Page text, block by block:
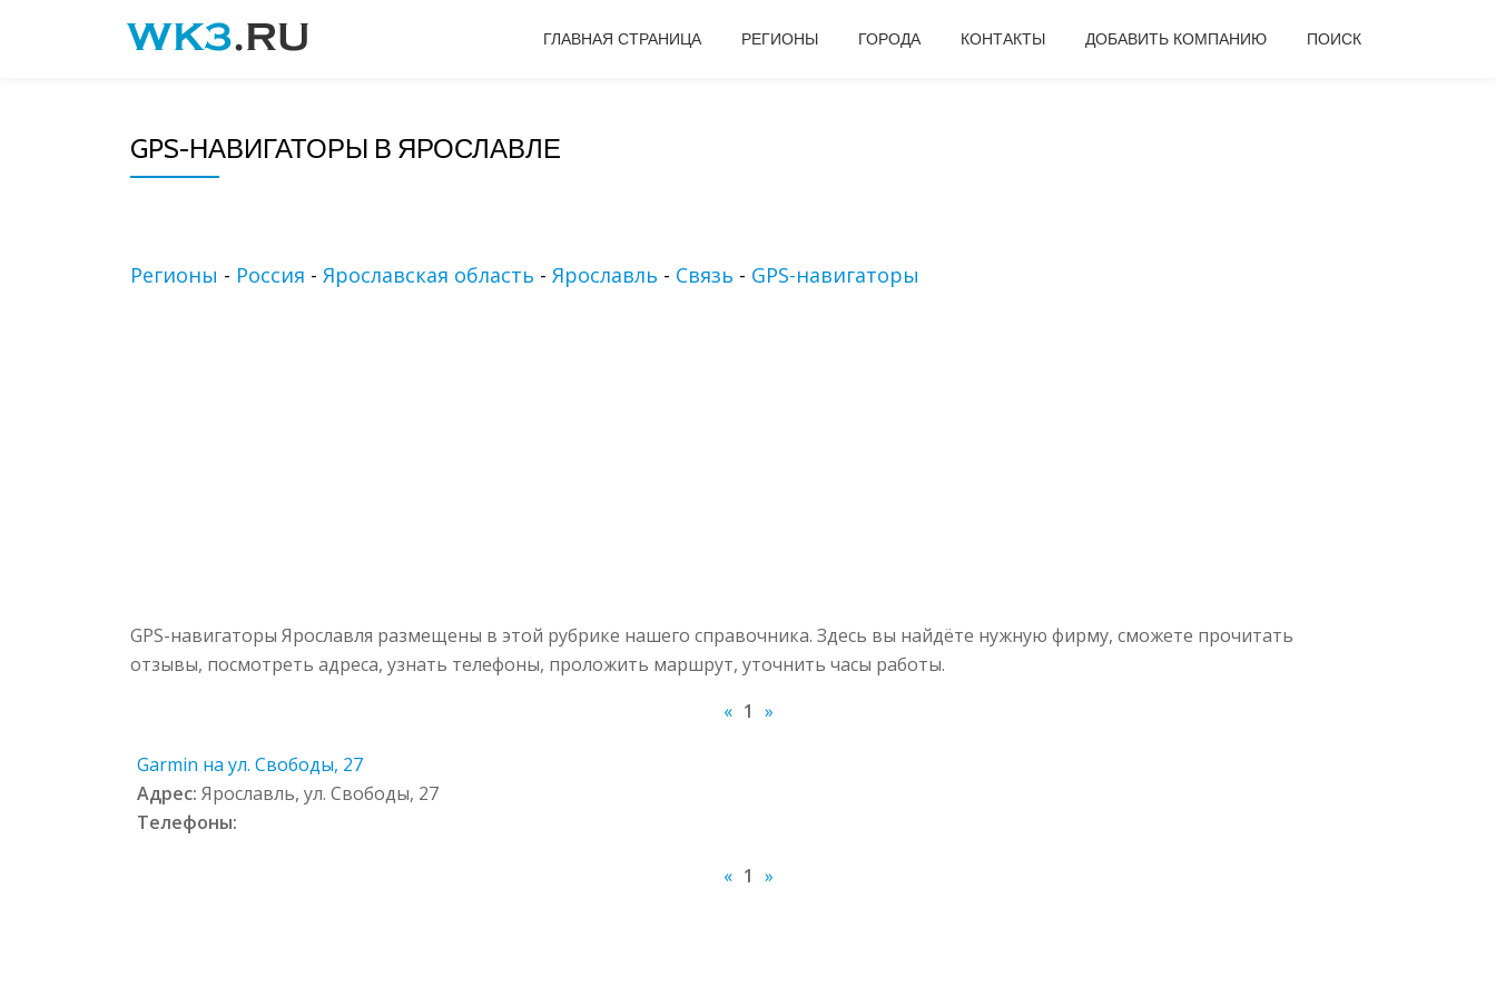
ГЛАВНАЯ СТРАНИЦА РЕГИОНЫ ГОРОДА КОНТАКТЫ ДОБАВИТЬ КОМПАНИЮ ПОИСК
GPS-НАВИГАТОРЫ В ЯРОСЛАВЛЕ
Регионы - Россия - Ярославская область - Ярославль - Связь - GPS-навигаторы
GPS-навигаторы Ярославля размещены в этой рубрике нашего справочника. Здесь вы найдёте нужную фирму, сможете прочитать
отзывы, посмотреть адреса, узнать телефоны, проложить маршрут, уточнить часы работы.
« 1 »
Garmin на ул. Свободы, 27
Адрес:Ярославль, ул. Свободы, 27
Телефоны:
« 1 »